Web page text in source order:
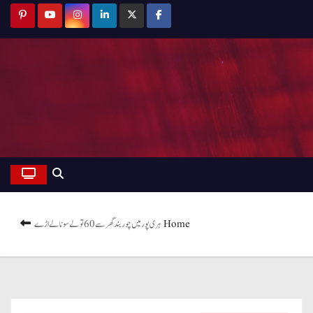
Homeہری پور میں چور بند گھر سے 60تولے سونا لے اڑے